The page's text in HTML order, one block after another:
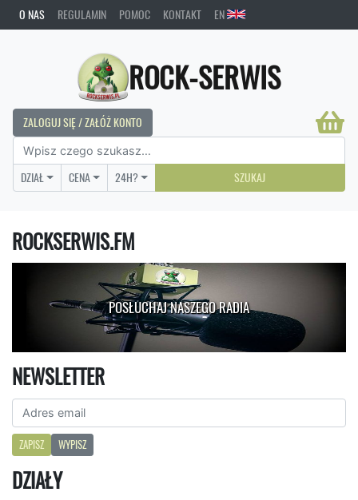
O NAS REGULAMIN POMOC KONTAKT EN
ROCK-SERWIS
ZALOGUJ SIĘ / ZAŁÓŻ KONTO
DZIAŁ CENA 24H? SZUKAJ
ROCKSERWIS.FM
POSŁUCHAJ NASZEGO RADIA
NEWSLETTER
ZAPISZ WYPISZ
DZIAŁY